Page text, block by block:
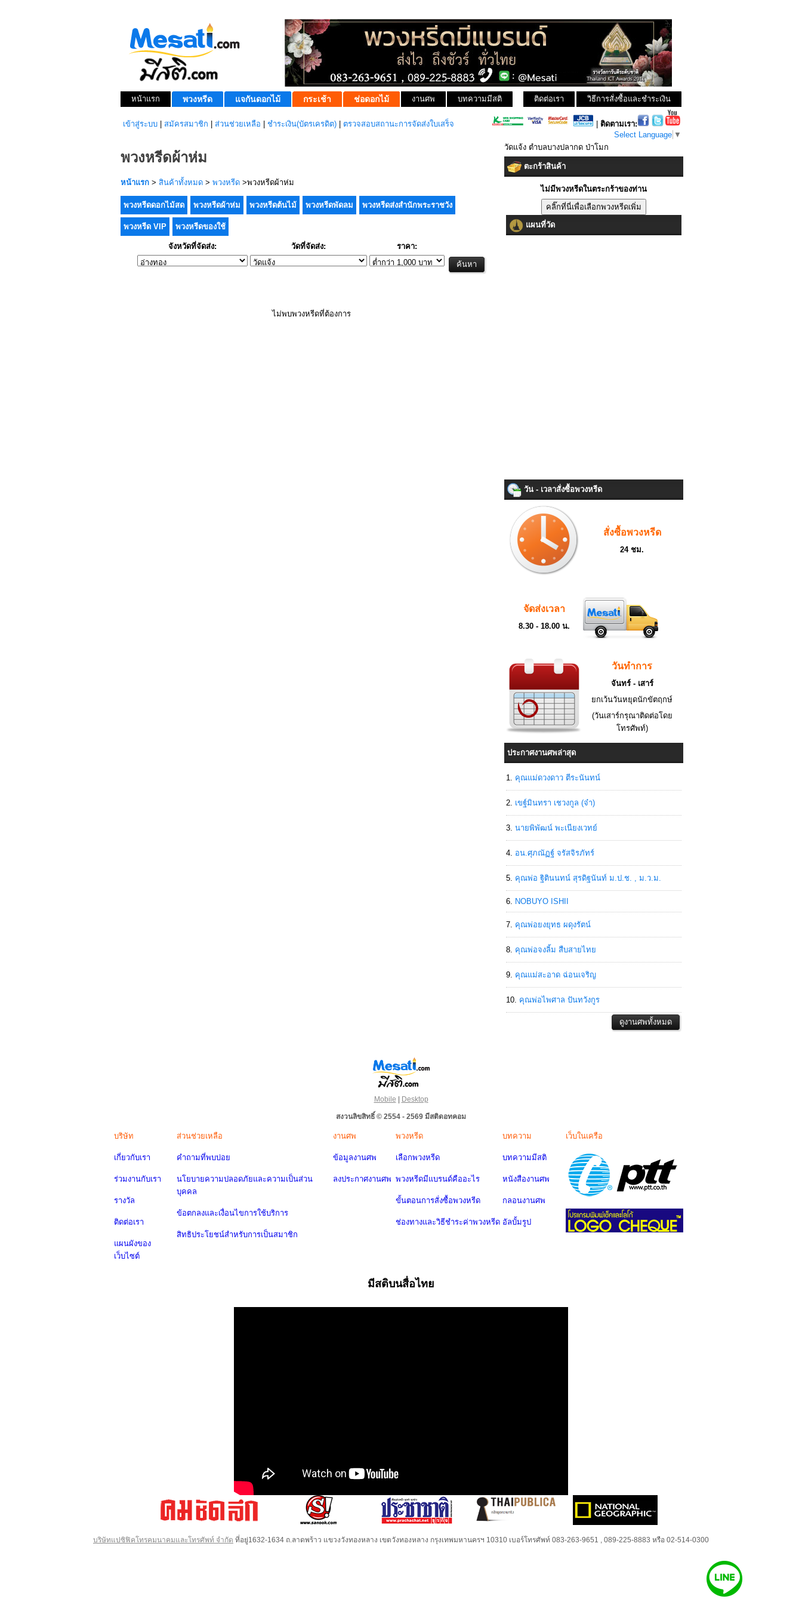
หน้าแรก พวงหรีด แจกันดอกไม้ กระเช้า ช่อดอกไม้ งานศพ บทความมีสติ วิธีการสั่งซื้อและชำระเงิน
ติดต่อเรา
เข้าสู่ระบบ สมัครสมาชิก ส่วนช่วยเหลือ ชำระเงิน(บัตรเครดิต) ตรวจสอบสถานะการจัดส่งใบเสร็จ
ติดตามเรา:
Select Language ▼
พวงหรีดผ้าห่ม
หน้าแรก > สินค้าทั้งหมด > พวงหรีด >พวงหรีดผ้าห่ม
พวงหรีดดอกไม้สด พวงหรีดผ้าห่ม พวงหรีดต้นไม้ พวงหรีดพัดลม พวงหรีดส่งสำนักพระราชวัง
พวงหรีด VIP พวงหรีดของใช้
จังหวัดที่จัดส่ง: วัดที่จัดส่ง: ราคา:
ไม่พบพวงหรีดที่ต้องการ
วัดแจ้ง ตำบลบางปลากด ป่าโมก
ตะกร้าสินค้า
ไม่มีพวงหรีดในตระกร้าของท่าน
แผนที่วัด
วัน - เวลาสั่งซื้อพวงหรีด
สั่งซื้อพวงหรีด
24 ชม.
จัดส่งเวลา
8.30 - 18.00 น.
วันทำการ
จันทร์ - เสาร์
ยกเว้นวันหยุดนักขัตฤกษ์
(วันเสาร์กรุณาติดต่อโดย
โทรศัพท์)
ประกาศงานศพล่าสุด
คุณแม่ดวงดาว ตีระนันทน์
เขฐ์มินทรา เชวงกูล (จ๋า)
นายพิพัฒน์ พะเนียงเวทย์
อน.ศุภณัฏฐ์ จรัสจิรภัทร์
คุณพ่อ ฐิตินนทน์ สุรดิฐนันท์ ม.ป.ช. , ม.ว.ม.
NOBUYO ISHII
คุณพ่อยงยุทธ ผดุงรัตน์
คุณพ่อจงลิ้ม สืบสายไทย
คุณแม่สะอาด ฉ่อนเจริญ
คุณพ่อไพศาล ปันทวังกูร
Mobile | Desktop
สงวนลิขสิทธิ์ © 2554 - 2569 มีสติดอทคอม
บริษัท
เกี่ยวกับเรา
ร่วมงานกับเรา
รางวัล
ติดต่อเรา
แผนผังของ
เว็บไซต์
ส่วนช่วยเหลือ
คำถามที่พบบ่อย
นโยบายความปลอดภัยและความเป็นส่วน
บุคคล
ข้อตกลงและเงื่อนไขการใช้บริการ
สิทธิประโยชน์สำหรับการเป็นสมาชิก
งานศพ
ข้อมูลงานศพ
ลงประกาศงานศพ
พวงหรีด
เลือกพวงหรีด
พวงหรีดมีแบรนด์คืออะไร
ขั้นตอนการสั่งซื้อพวงหรีด
ช่องทางและวิธีชำระค่าพวงหรีด
บทความ
บทความมีสติ
หนังสืองานศพ
กลอนงานศพ
อัลบั้มรูป
เว็บในเครือ
มีสติบนสื่อไทย
บริษัทแปซิฟิคโทรคมนาคมและโทรศัพท์ จำกัด ที่อยู่1632-1634 ถ.ลาดพร้าว แขวงวังทองหลาง เขตวังทองหลาง กรุงเทพมหานครฯ 10310 เบอร์โทรศัพท์ 083-263-9651 , 089-225-8883 หรือ 02-514-0300